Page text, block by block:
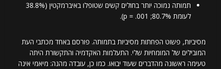
תמותה נמוכה יותר בחולים קשים שטופלו באיברמקטין (38.8%
לעומת 80.7%; p = .001).
מסיביות, פשוט הפחתות מסיביות בתמותה. פורסם באחד מכתבי העת
המובילים של המומחיות שלי. התעלמות האקדמיה והתקשורת היתה
טעימה ראשונה מהדברים שעוד יבואו. כמו כן, עובדה מהנה: מיאמי אינה